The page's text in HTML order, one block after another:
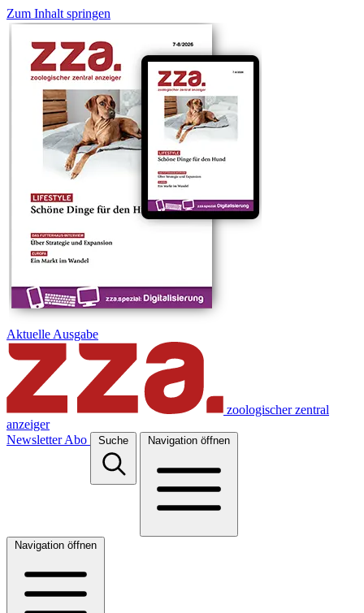
Zum Inhalt springen
Aktuelle Ausgabe
zoologischer zentral
anzeiger
Newsletter Abo Suche Navigation öffnen
Navigation öffnen